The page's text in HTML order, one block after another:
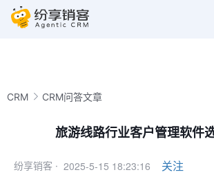
CRM CRM问答文章
旅游线路行业客户管理软件
纷享销客 · 2025-5-15 18:23:16 关注